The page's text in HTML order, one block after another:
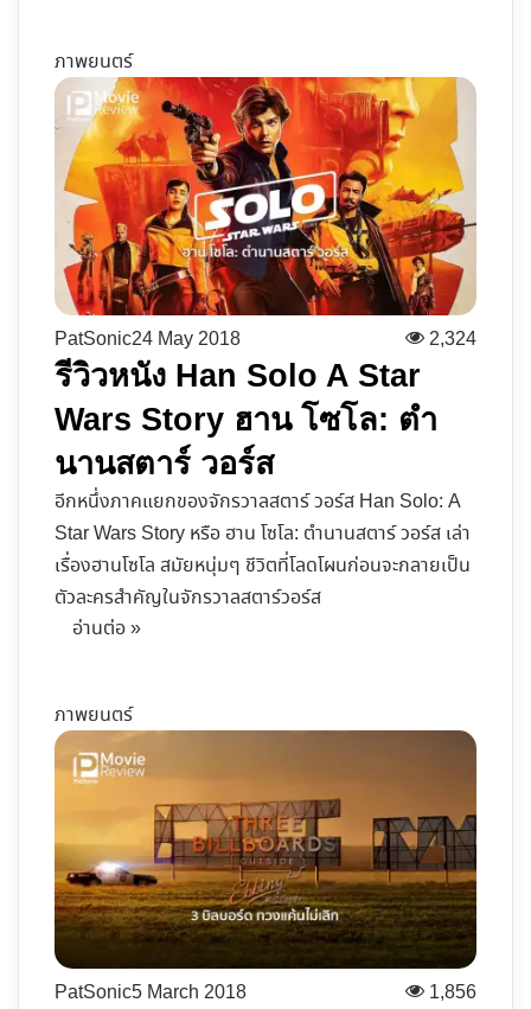
ภาพยนตร์
PatSonic24 May 2018 2,324
รีวิวหนัง Han Solo A Star
Wars Story ฮาน โซโล: ตำ
นานสตาร์ วอร์ส
อีกหนึ่งภาคแยกของจักรวาลสตาร์ วอร์ส Han Solo: A
Star Wars Story หรือ ฮาน โซโล: ตำนานสตาร์ วอร์ส เล่า
เรื่องฮาน​โซโล สมัยหนุ่มๆ ชีวิตที่โลดโผนก่อนจะกลายเป็น
ตัวละครสำคัญในจักรวาลสตาร์วอร์ส
อ่านต่อ »
ภาพยนตร์
PatSonic5 March 2018 1,856